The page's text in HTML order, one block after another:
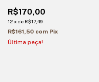
R$170,00
12 x de R$17,49
R$161,50 com Pix
Última peça!